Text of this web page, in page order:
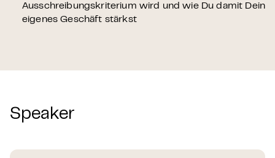
Ausschreibungskriterium wird und wie Du damit Dein
eigenes Geschäft stärkst
Speaker